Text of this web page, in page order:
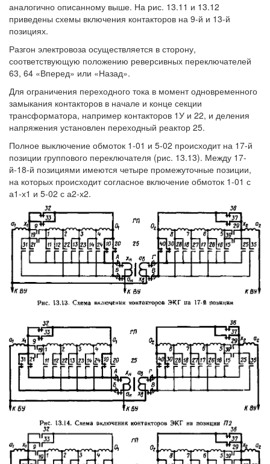
аналогично описанному выше. На рис. 13.11 и 13.12
приведены схемы включения контакторов на 9-й и 13-й
позициях.
Разгон электровоза осуществляется в сторону,
соответствующую положению реверсивных переключателей
63, 64 «Вперед» или «Назад».
Для ограничения переходного тока в момент одновременного
замыкания контакторов в начале и конце секции
трансформатора, например контакторов 1У и 22, и деления
напряжения установлен переходный реактор 25.
Полное выключение обмоток 1-01 и 5-02 происходит на 17-й
позиции группового переключателя (рис. 13.13). Между 17-
й-18-й позициями имеются четыре промежуточные позиции,
на которых происходит согласное включение обмоток 1-01 с
а1-х1 и 5-02 с а2-х2.